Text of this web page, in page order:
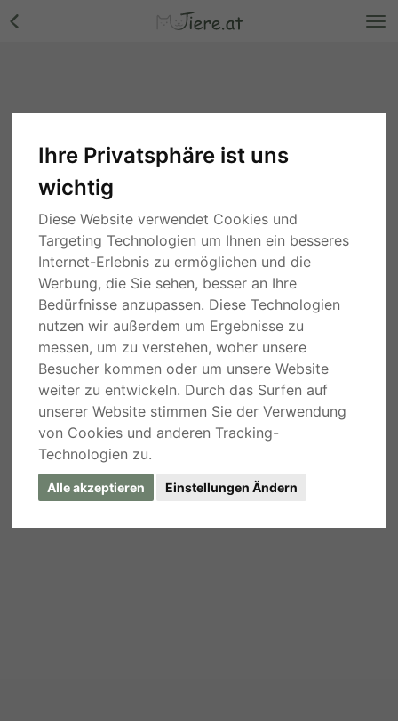
Ihre Privatsphäre ist uns
wichtig
Diese Website verwendet Cookies und
Targeting Technologien um Ihnen ein besseres
Internet-Erlebnis zu ermöglichen und die
Werbung, die Sie sehen, besser an Ihre
Bedürfnisse anzupassen. Diese Technologien
nutzen wir außerdem um Ergebnisse zu
messen, um zu verstehen, woher unsere
Besucher kommen oder um unsere Website
weiter zu entwickeln. Durch das Surfen auf
unserer Website stimmen Sie der Verwendung
von Cookies und anderen Tracking-
Technologien zu.
Alle akzeptieren Einstellungen Ändern